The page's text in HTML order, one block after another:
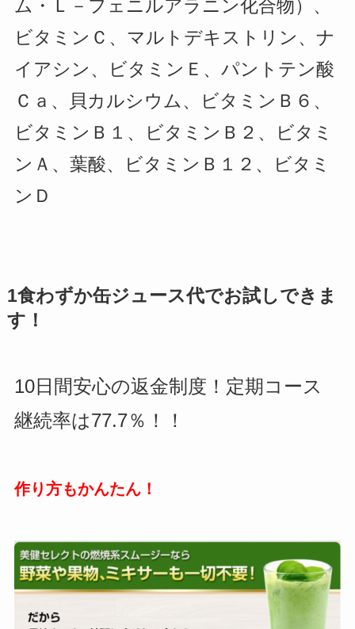
ム・Ｌ－フェニルアラニン化合物）、
ビタミンＣ、マルトデキストリン、ナ
イアシン、ビタミンＥ、パントテン酸
Ｃａ、貝カルシウム、ビタミンＢ６、
ビタミンＢ１、ビタミンＢ２、ビタミ
ンＡ、葉酸、ビタミンＢ１２、ビタミ
ンＤ
1食わずか缶ジュース代でお試しできま
す！
10日間安心の返金制度！定期コース
継続率は77.7％！！
作り方もかんたん！